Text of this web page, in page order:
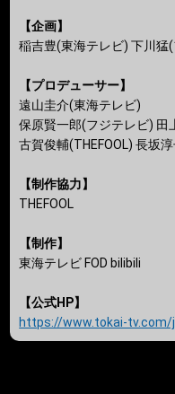
【企画】
稲吉豊(東海テレビ) 下川猛
【プロデューサー】
遠山圭介(東海テレビ)
保原賢一郎(フジテレビ) 田
古賀俊輔(THEFOOL) 長坂
【制作協力】
THEFOOL
【制作】
東海テレビ FOD bilibili
【公式HP】
https://www.tokai-tv.com/